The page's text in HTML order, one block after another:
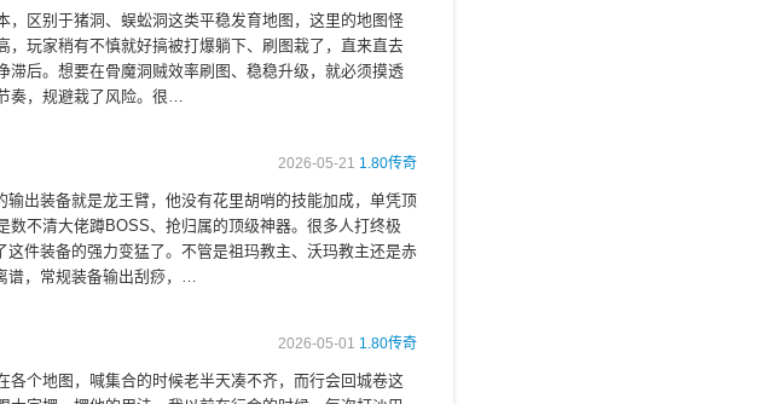
，区别于猪洞、蜈蚣洞这类平稳发育地图，这里的地图怪
，玩家稍有不慎就好搞被打爆躺下、刷图栽了，直来直去
滞后。想要在骨魔洞贼效率刷图、稳稳升级，就必须摸透
奏，规避栽了风险。很…
2026-05-21 1.80传奇
出装备就是龙王臂，他没有花里胡哨的技能加成，单凭顶
数不清大佬蹲BOSS、抢归属的顶级神器。很多人打终极
件装备的强力‌变猛了。不管是祖玛教主、沃玛教主还是赤
谱，常规装备输出刮痧，…
2026-05-01 1.80传奇
各个地图，喊集合的时候老半天凑不齐，而行会回城卷这